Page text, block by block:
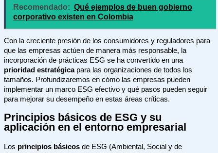
Recomendado: Qué ejemplos de buen gobierno
corporativo existen en Colombia
Con la creciente presión de los consumidores y reguladores para
que las empresas actúen de manera más responsable, la
incorporación de prácticas ESG se ha convertido en una
prioridad estratégicapara las organizaciones de todos los
tamaños. Profundizaremos en cómo las empresas pueden
implementar un marco ESG efectivo y qué pasos pueden seguir
para mejorar su desempeño en estas áreas críticas.
Principios básicos de ESG y su
aplicación en el entorno empresarial
Los principios básicos de ESG (Ambiental, Social y de